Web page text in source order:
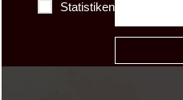
Statistiken